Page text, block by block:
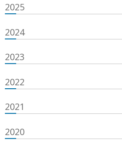
2025
2024
2023
2022
2021
2020